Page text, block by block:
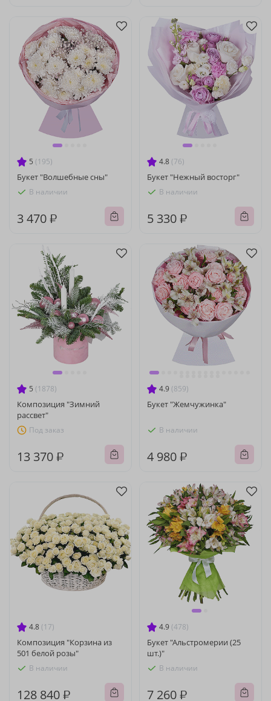
5 (195)
Букет "Волшебные сны"
В наличии
3 470 ₽
4.8 (76)
Букет "Нежный восторг"
В наличии
5 330 ₽
5 (1878)
Композиция "Зимний
рассвет"
Под заказ
13 370 ₽
4.9 (859)
Букет "Жемчужинка"
В наличии
4 980 ₽
4.8 (17)
Композиция "Корзина из
501 белой розы"
В наличии
128 840 ₽
4.9 (478)
Букет "Альстромерии (25
шт.)"
В наличии
7 260 ₽